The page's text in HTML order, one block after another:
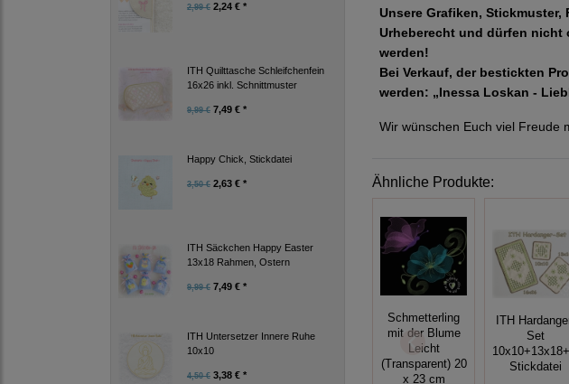
2,99 € 2,24 € *
ITH Quilttasche Schleifchenfein
16x26 inkl. Schnittmuster
9,99 € 7,49 € *
Happy Chick, Stickdatei
3,50 € 2,63 € *
ITH Säckchen Happy Easter
13x18 Rahmen, Ostern
9,99 € 7,49 € *
ITH Untersetzer Innere Ruhe
10x10
4,50 € 3,38 € *
Unsere Grafiken,
Urheberecht und dürfen nicht
werden!
Bei Verkauf, der bestickten
werden: „Inessa Loskan -
Wir wünschen Euch viel Freude
Ähnliche Produkte:
Schmetterling
mit der Blume
Leicht
(Transparent) 20
x 23 cm
ITH
Set
Stickdatei